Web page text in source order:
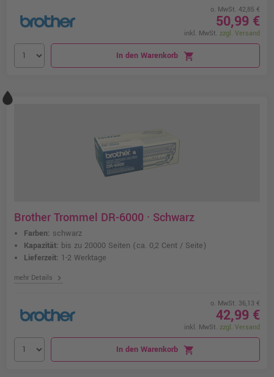
o. MwSt. 42,85 €
50,99 €
inkl. MwSt. zzgl. Versand
In den Warenkorb shopping_cart
Brother Trommel DR-6000 · Schwarz
Farben: schwarz
Kapazität: bis zu 20000 Seiten (ca. 0,2 Cent / Seite)
Lieferzeit: 1-2 Werktage
mehr Details chevron_right
o. MwSt. 36,13 €
42,99 €
inkl. MwSt. zzgl. Versand
In den Warenkorb shopping_cart